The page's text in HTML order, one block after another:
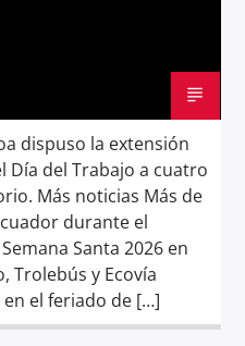
dispuso la extensión
del Trabajo a cuatro
Más noticias Más de
durante el
Santa 2026 en
Trolebús y Ecovía
el feriado de […]